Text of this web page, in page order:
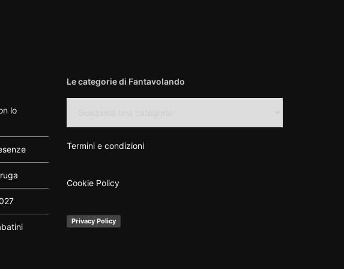
lo
Le categorie di Fantavolando
di
Fantavolando
Termini e condizioni
Cookie Policy
Privacy Policy